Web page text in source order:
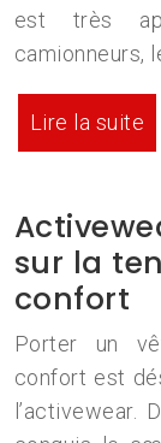
est très
camionneurs,
Lire la suite
sur la
confort
Porter un
confort est
l’activewear.